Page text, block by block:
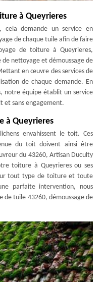
à Queyrieres
cela demande un service en
de chaque tuile afin de faire
de toiture à Queyrieres,
nettoyage et démoussage de
en œuvre des services de
de chaque demande. En
notre équipe établit un service
et sans engagement.
à Queyrieres
envahissent le toit. Ces
du toit doivent ainsi être
du 43260, Artisan Duculty
toiture à Queyrieres ou ses
tout type de toiture et toute
parfaite intervention, nous
de tuile 43260, démoussage de